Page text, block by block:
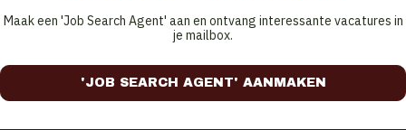
Maak een 'Job Search Agent' aan en ontvang interessante vacatures in
je mailbox.
'JOB SEARCH AGENT' AANMAKEN